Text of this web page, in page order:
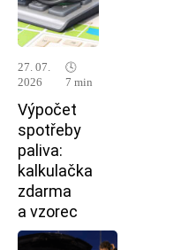
27. 07.
2026
🕓
7 min
Výpočet
spotřeby
paliva:
kalkulačka
zdarma
a vzorec